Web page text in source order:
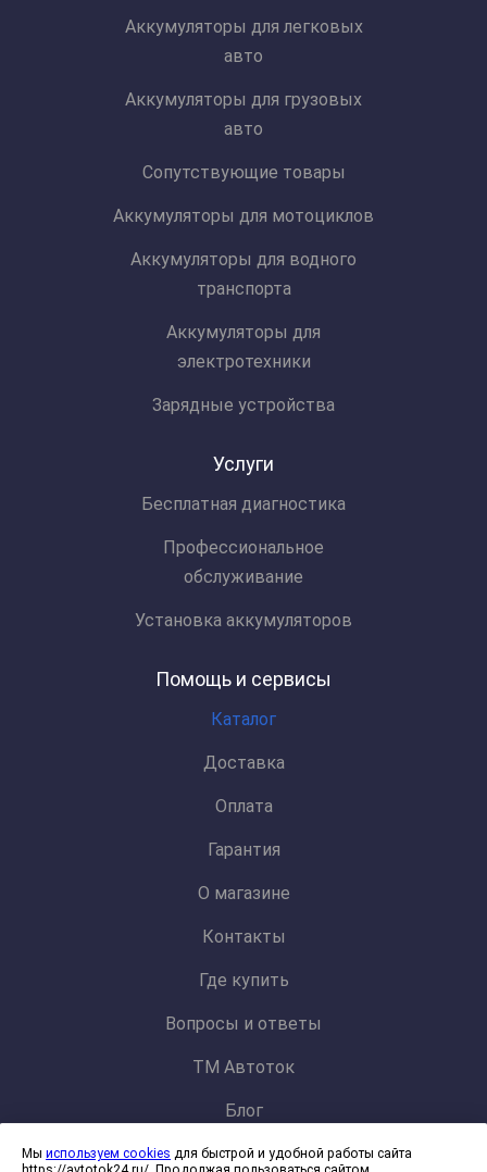
Аккумуляторы для легковых
авто
Аккумуляторы для грузовых
авто
Сопутствующие товары
Аккумуляторы для мотоциклов
Аккумуляторы для водного
транспорта
Аккумуляторы для
электротехники
Зарядные устройства
Услуги
Бесплатная диагностика
Профессиональное
обслуживание
Установка аккумуляторов
Помощь и сервисы
Каталог
Доставка
Оплата
Гарантия
О магазине
Контакты
Где купить
Вопросы и ответы
ТМ Автоток
Блог
Политика конфиденциальности и обработки персональных данных
Мы используем cookies для быстрой и удобной работы сайта